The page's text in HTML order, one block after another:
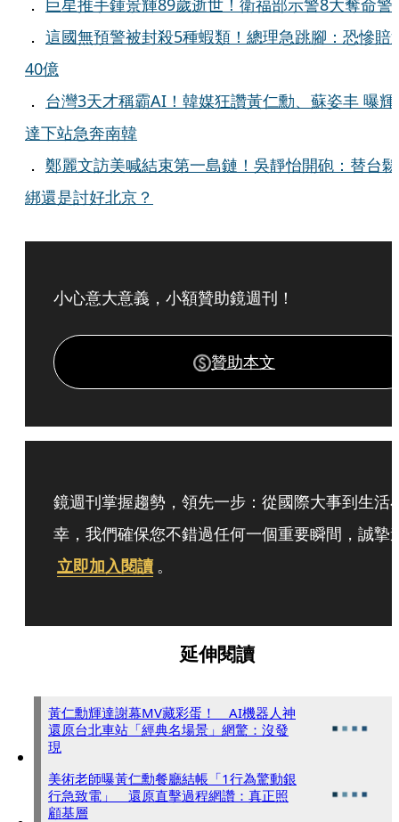
．
巨星推手鍾景輝89歲逝世！衛福部示警8大奪命警
． 這國無預警被封殺5種蝦類！總理急跳腳：恐慘賠
40億
． 台灣3天才稱霸AI！韓媒狂讚黃仁勳、蘇姿丰 曝輝
達下站急奔南韓
． 鄭麗文訪美喊結束第一島鏈！吳靜怡開砲：替台鬆
綁還是討好北京？
小心意大意義，小額贊助鏡週刊！
贊助本文
鏡週刊掌握趨勢，領先一步：從國際大事到生活
幸，我們確保您不錯過任何一個重要瞬間，誠摯
立即加入閱讀 。
延伸閱讀
黃仁勳輝達謝幕MV藏彩蛋！ AI機器人神
還原台北車站「經典名場景」網驚：沒發
現
美術老師曝黃仁勳餐廳結帳「1行為驚動銀
行急致電」 還原直擊過程網讚：真正照
顧基層